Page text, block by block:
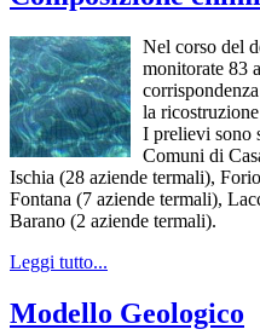
Nel corso del
monitorate 83
la
I prelievi sono
Comuni di
Ischia (28 aziende termali),
Fontana (7 aziende termali),
Barano (2 aziende termali).
Leggi tutto...
Modello Geologico